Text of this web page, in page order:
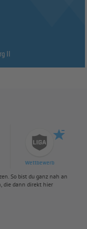
II
Wettbewerb
So bist du ganz nah an
die dann direkt hier